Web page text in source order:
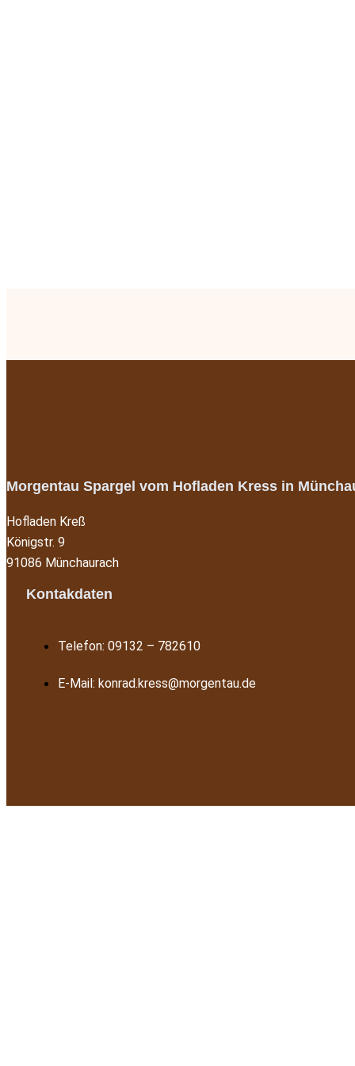
Morgentau Spargel vom Hofladen Kress in
Hofladen Kreß
Königstr. 9
91086 Münchaurach
Kontakdaten
Telefon: 09132 – 782610
E-Mail: konrad.kress@morgentau.de